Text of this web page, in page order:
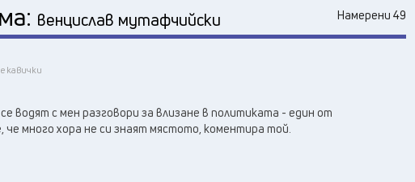
Враца, 25°C
Кюстендил , 22°C
венцислав мутафчийски Намерени 49
кавички
водят с мен разговори за влизане в политиката - един от
че много хора не си знаят мястото, коментира той.